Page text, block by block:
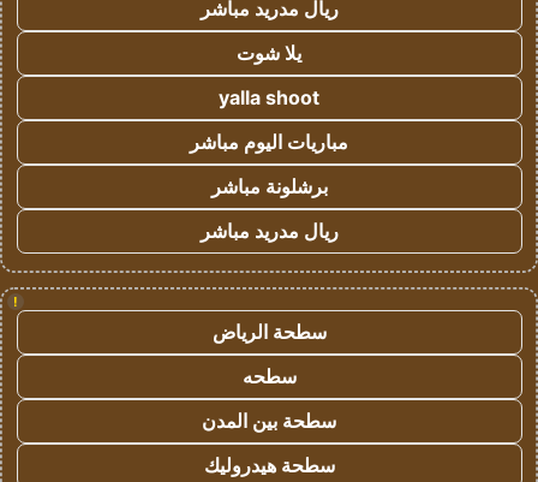
ريال مدريد مباشر
يلا شوت
yalla shoot
مباريات اليوم مباشر
برشلونة مباشر
ريال مدريد مباشر
!
سطحة الرياض
سطحه
سطحة بين المدن
سطحة هيدروليك